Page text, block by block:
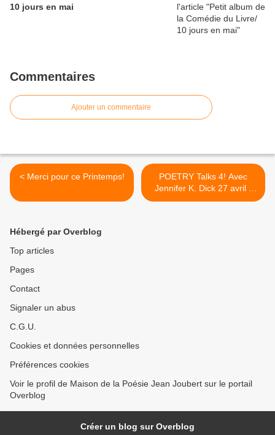
10 jours en mai
Commentaires
Ajouter un commentaire
< Merci pour ce Printemps!
POETRY Talks 4! Avec
Jennifer K. Dick 27 avril -
atelier d'écriture multilingue
Hébergé par Overblog
Top articles
Pages
Contact
Signaler un abus
C.G.U.
Cookies et données personnelles
Préférences cookies
Voir le profil de Maison de la Poésie Jean Joubert sur le portail
Overblog
Créer un blog sur Overblog